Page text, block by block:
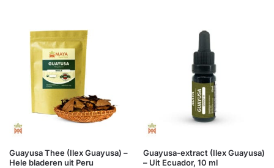
Guayusa Thee (Ilex Guayusa) –
Hele bladeren uit Peru
Guayusa-extract (Ilex Guayusa)
– Uit Ecuador, 10 ml